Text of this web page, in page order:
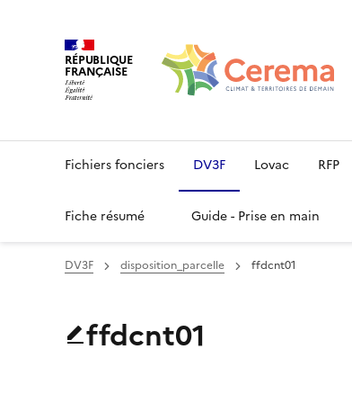
RÉPUBLIQUE
FRANÇAISE
Fichiers fonciers DV3F Lovac RFP
Fiche résumé Guide - Prise en main
DV3F disposition_parcelle ffdcnt01
ffdcnt01